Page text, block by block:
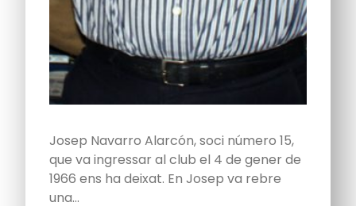
Josep Navarro Alarcón, soci número 15,
que va ingressar al club el 4 de gener de
1966 ens ha deixat. En Josep va rebre
una…